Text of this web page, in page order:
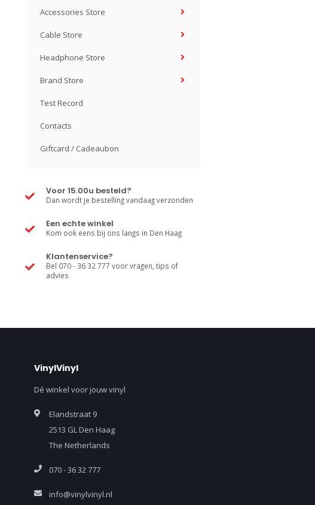
Accessories Store
Cable Store
Headphone Store
Brand Store
Test Record
Contacts
Giftcard / Cadeaubon
Voor 15.00u besteld?
Dan wordt je bestelling vandaag verzonden
Een echte winkel
Kom ook eens bij ons langs in Den Haag
Klantenservice?
Bel 070 - 36 32 777 voor vragen, tips of
advies
VinylVinyl
Dé winkel voor jouw vinyl
Elandstraat 9
2513 GL Den Haag
The Netherlands
070 - 36 32 777
info@vinylvinyl.nl